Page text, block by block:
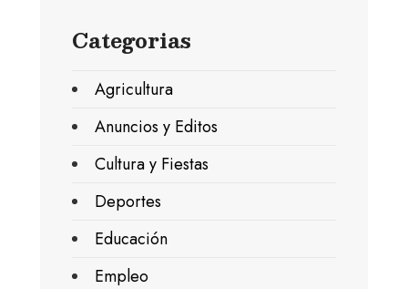
Categorias
Agricultura
Anuncios y Editos
Cultura y Fiestas
Deportes
Educación
Empleo